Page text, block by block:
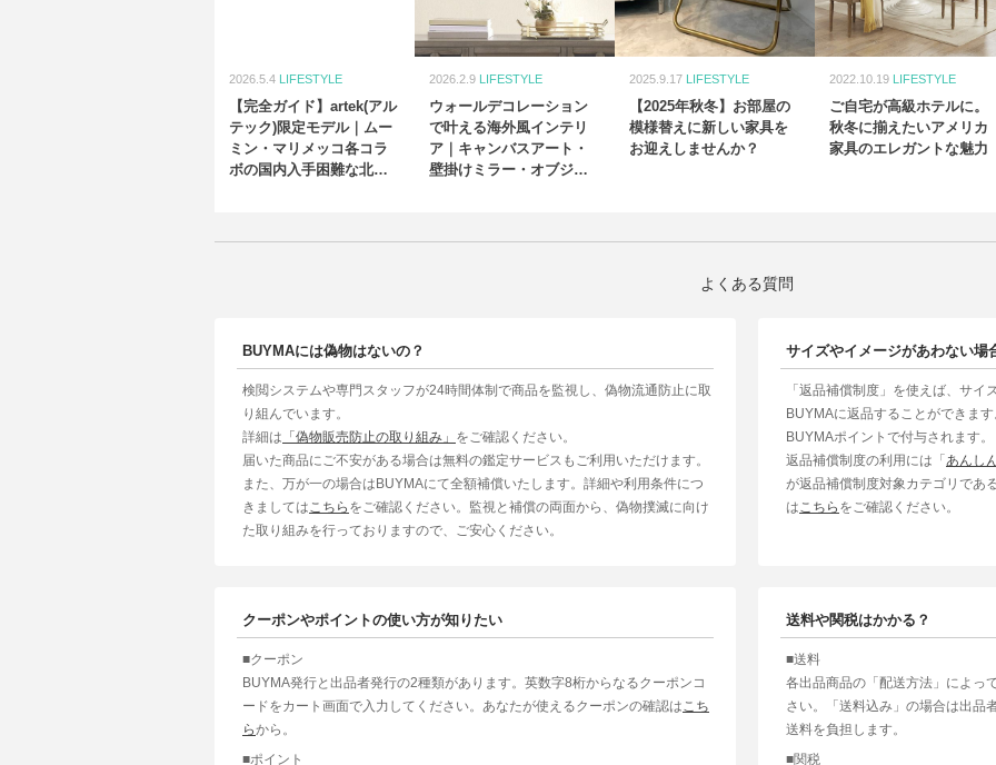
2026.5.4 LIFESTYLE
【完全ガイド】artek(アル
テック)限定モデル｜ムー
ミン・マリメッコ各コラ
ボの国内入手困難な北欧
2026.2.9 LIFESTYLE
ウォールデコレーション
で叶える海外風インテリ
ア｜キャンバスアート・
壁掛けミラー・オブジェ
2025.9.17 LIFESTYLE
【2025年秋冬】お部屋の
模様替えに新しい家具を
お迎えしませんか？
2022.10.19 LIFESTYLE
ご自宅が高級ホテルに。
秋冬に揃えたいアメリカ
家具のエレガントな魅力
よくある質問
BUYMAには偽物はないの？
検閲システムや専門スタッフが24時間体制で商品を監視し、偽物流通防止に取
り組んでいます。
詳細は 「偽物販売防止の取り組み」 をご確認ください。
届いた商品にご不安がある場合は無料の鑑定サービスもご利用いただけます。
また、万が一の場合はBUYMAにて全額補償いたします。詳細や利用条件につ
きましては こちら をご確認ください。監視と補償の両面から、偽物撲滅に向け
た取り組みを行っておりますので、ご安心ください。
サイズやイメージがあわない場
「返品補償制度」を使えば、サ
BUYMAに返品することができま
BUYMAポイントで付与されます。
返品補償制度の利用には「 あんし
が返品補償制度対象カテゴリであ
は こちら をご確認ください。
クーポンやポイントの使い方が知りたい
■クーポン
BUYMA発行と出品者発行の2種類があります。英数字8桁からなるクーポンコ
ードをカート画面で入力してください。あなたが使えるクーポンの確認は こち
らから。
■ポイント
送料や関税はかかる？
■送料
各出品商品の「配送方法」によっ
さい。「送料込み」の場合は出品
送料を負担します。
■関税